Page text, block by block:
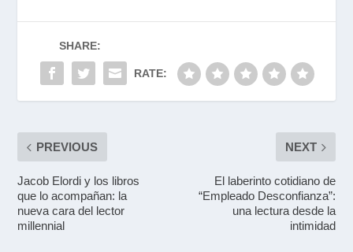
SHARE:
RATE:
PREVIOUS
Jacob Elordi y los libros
que lo acompañan: la
nueva cara del lector
millennial
NEXT
El laberinto cotidiano de
“Empleado Desconfianza”:
una lectura desde la
intimidad